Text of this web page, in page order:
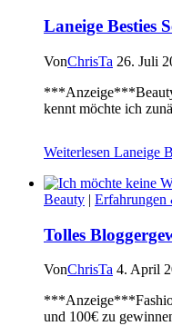
Laneige Besties
VonChrisTa 26. Juli
kennt möchte ich
Weiterlesen Laneige
Beauty | Erfahrungen
Tolles
VonChrisTa 4. April
und 100€ zu